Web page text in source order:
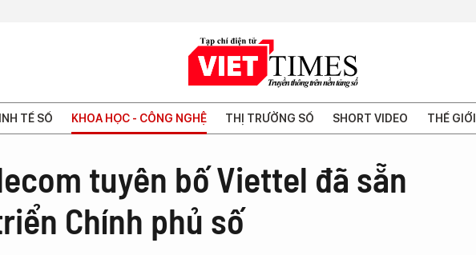
TẾ SỐ KHOA HỌC - CÔNG NGHỆ THỊ TRƯỜNG SỐ SHORT VIDEO THẾ GIỚI
tuyên bố Viettel đã sẵn
Chính phủ số